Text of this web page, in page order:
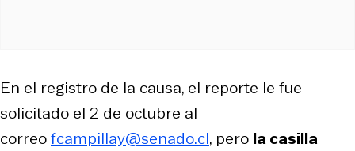
En el registro de la causa, el reporte le fue
solicitado el 2 de octubre al
correofcampillay@senado.cl, pero la casilla